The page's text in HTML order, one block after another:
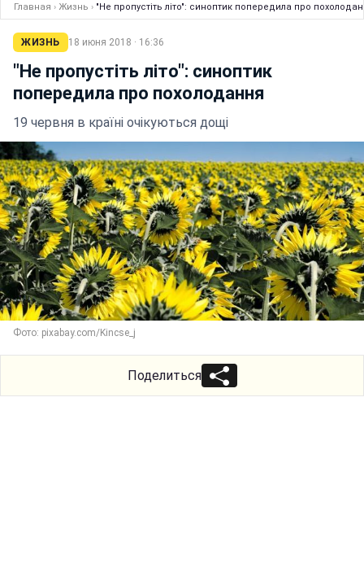
Главная › Жизнь › "Не пропустіть літо": синоптик попередила про
ЖИЗНЬ 18 июня 2018 · 16:36
"Не пропустіть літо": синоптик
попередила про похолодання
19 червня в країні очікуються дощі
Фото: pixabay.com/Kincse_j
Поделиться